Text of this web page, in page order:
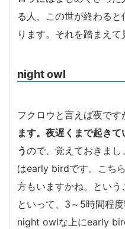
る人、この世が終わる
ります。それを踏まえて
night owl
フクロウと言えば夜です
ます。夜遅くまで起き
うので、覚えておきま
はearly birdです。こち
方もいますかね。とい
といって、3～5時間程
night owlな上にearly